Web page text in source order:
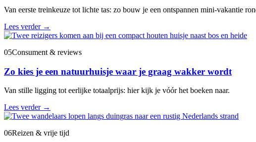
Van eerste treinkeuze tot lichte tas: zo bouw je een ontspannen mini-vakantie
Lees verder →
05Consument & reviews
Zo kies je een natuurhuisje waar je graag wakker wordt
Van stille ligging tot eerlijke totaalprijs: hier kijk je vóór het boeken naar.
Lees verder →
06Reizen & vrije tijd